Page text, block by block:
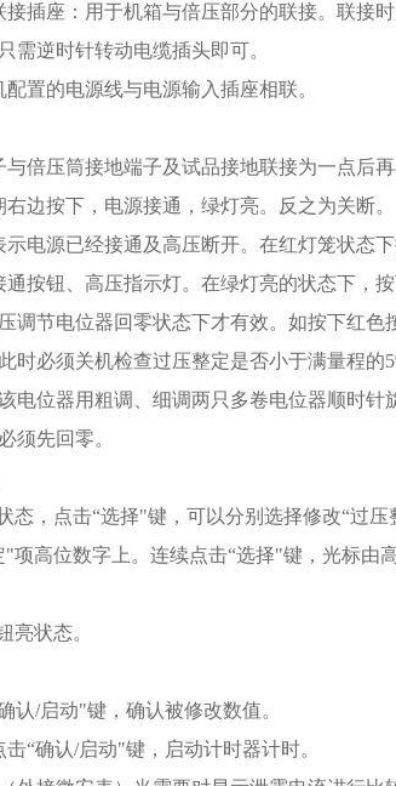
接插座：用于机箱与倍压部分的联接。联接
需逆时针转动电缆插头即可。
配置的电源线与电源输入插座相联。
与倍压筒接地端子及试品接地联接为一点后再
右边按下，电源接通，绿灯亮。反之为关断。
示电源已经接通及高压断开。在红灯笼状态
通按钮、高压指示灯。在绿灯亮的状态下，
调节电位器回零状态下才有效。如按下红
时必须关机检查过压整定是否小于满量程的
电位器用粗调、细调两只多卷电位器顺时
须先回零。
态，点击“选择"键，可以分别选择修改“过
"项高位数字上。连续点击“选择"键，光标由
亮状态。
认/启动"键，确认被修改数值。
“确认/启动"键，启动计时器计时。